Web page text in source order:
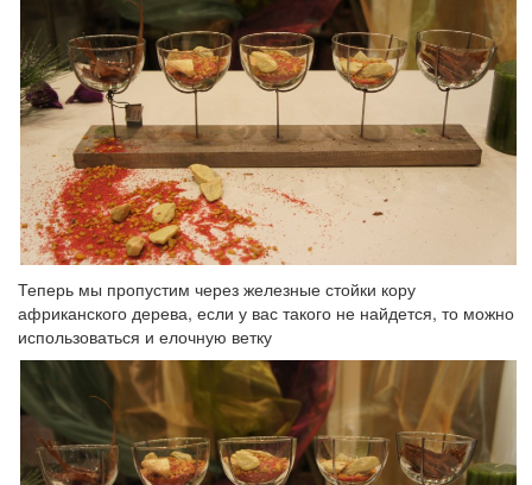
Теперь мы пропустим через железные стойки кору
африканского дерева, если у вас такого не найдется, то можно
использоваться и елочную ветку